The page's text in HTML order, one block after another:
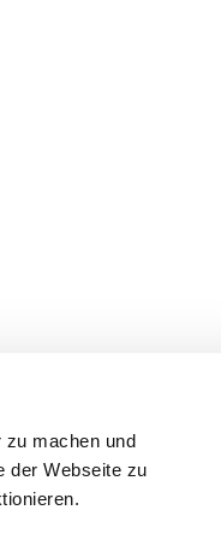
zu machen und
der Webseite zu